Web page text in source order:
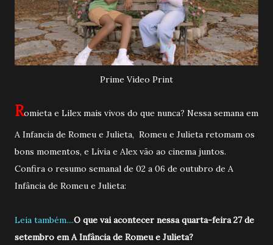
Prime Video Print
Romieta e Lilex mais vivos do que nunca? Nessa semana em
A Infancia de Romeu e Julieta, Romeu e Julieta retomam os
bons momentos, e Lívia e Alex vão ao cinema juntos.
Confira o resumo semanal de 02 a 06 de outubro de A
Infância de Romeu e Julieta:
Leia também....O que vai acontecer nessa quarta-feira 27 de
setembro em A Infância de Romeu e Julieta?